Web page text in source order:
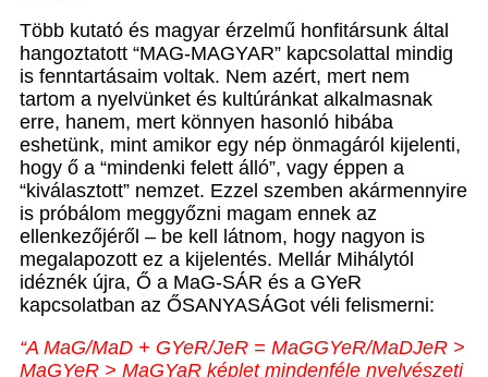
Több kutató és magyar érzelmű honfitársunk által
hangoztatott “MAG-MAGYAR” kapcsolattal mindig
is fenntartásaim voltak. Nem azért, mert nem
tartom a nyelvünket és kultúránkat alkalmasnak
erre, hanem, mert könnyen hasonló hibába
eshetünk, mint amikor egy nép önmagáról kijelenti,
hogy ő a “mindenki felett álló”, vagy éppen a
“kiválasztott” nemzet. Ezzel szemben akármennyire
is próbálom meggyőzni magam ennek az
ellenkezőjéről – be kell látnom, hogy nagyon is
megalapozott ez a kijelentés. Mellár Mihálytól
idéznék újra, Ő a MaG-SÁR és a GYeR
kapcsolatban az ŐSANYASÁGot véli felismerni:
“A MaG/MaD + GYeR/JeR = MaGGYeR/MaDJeR >
MaGYeR > MaGYaR képlet mindenféle nyelvészeti